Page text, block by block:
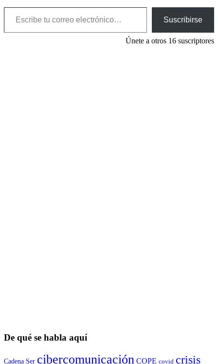
Escribe tu correo electrónico…
Suscribirse
Únete a otros 16 suscriptores
De qué se habla aquí
Cadena Ser cibercomunicación COPE covid crisis